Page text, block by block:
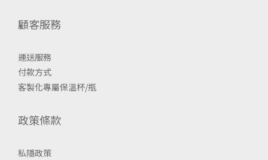
顧客服務
運送服務
付款方式
客製化專屬保溫杯/瓶
政策條款
私隱政策